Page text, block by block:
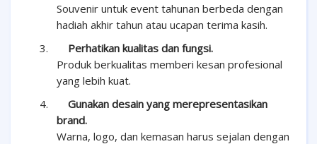
Souvenir untuk event tahunan berbeda dengan
hadiah akhir tahun atau ucapan terima kasih.
3.
Perhatikan kualitas dan fungsi.
Produk berkualitas memberi kesan profesional
yang lebih kuat.
4.
Gunakan desain yang merepresentasikan
brand.
Warna, logo, dan kemasan harus sejalan dengan